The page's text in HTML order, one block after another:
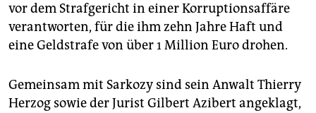
genossenschaft
epaper login
vor dem Strafgericht in einer Korruptionsaffäre
verantworten, für die ihm zehn Jahre Haft und
eine Geldstrafe von über 1 Million Euro drohen.
Gemeinsam mit Sarkozy sind sein Anwalt Thierry
Herzog sowie der Jurist Gilbert Azibert angeklagt,